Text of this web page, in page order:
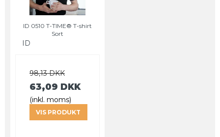
ID 0510 T-TIME® T-shirt
Sort
ID
98,13 DKK
63,09 DKK
(inkl. moms)
VIS PRODUKT